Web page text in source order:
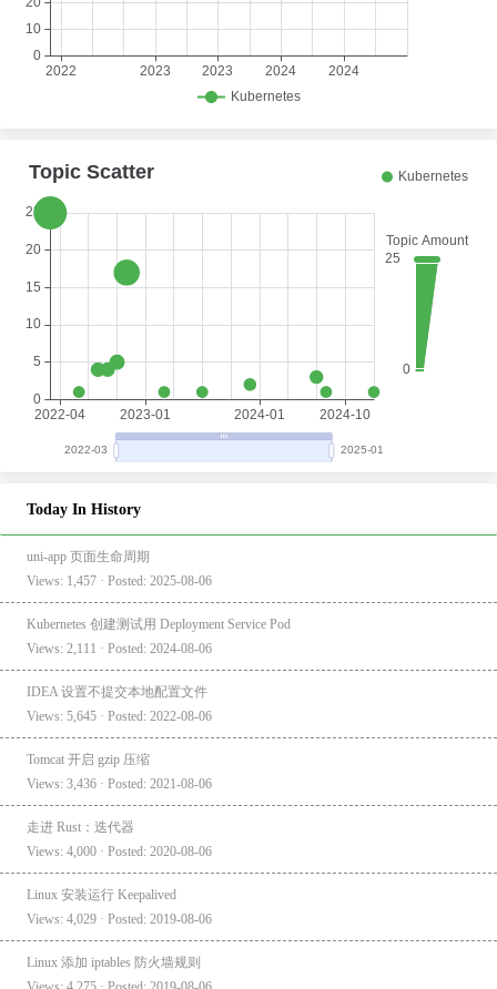
Today In History
uni-app 页面生命周期
Views: 1,457 · Posted: 2025-08-06
Kubernetes 创建测试用 Deployment Service Pod
Views: 2,111 · Posted: 2024-08-06
IDEA 设置不提交本地配置文件
Views: 5,645 · Posted: 2022-08-06
Tomcat 开启 gzip 压缩
Views: 3,436 · Posted: 2021-08-06
走进 Rust：迭代器
Views: 4,000 · Posted: 2020-08-06
Linux 安装运行 Keepalived
Views: 4,029 · Posted: 2019-08-06
Linux 添加 iptables 防火墙规则